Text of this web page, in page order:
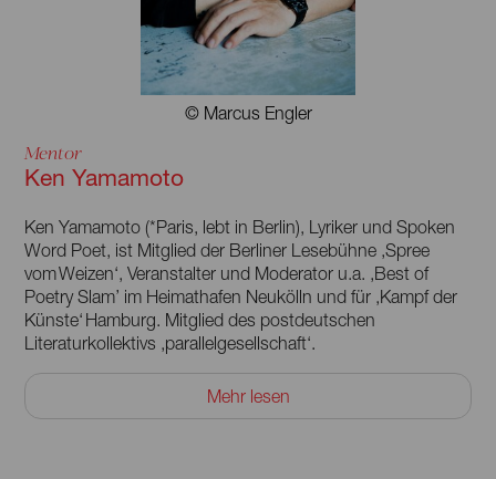
© Marcus Engler
Mentor
Ken Yamamoto
Ken Yamamoto (*Paris, lebt in Berlin), Lyriker und Spoken
Word Poet, ist Mitglied der Berliner Lesebühne ‚Spree
vom Weizen‘, Veranstalter und Moderator u.a. ‚Best of
Poetry Slam’ im Heimathafen Neukölln und für ‚Kampf der
Künste‘ Hamburg. Mitglied des postdeutschen
Literaturkollektivs ‚parallelgesellschaft‘.
Zurzeit Arbeit am Projekt ‚Poetronische Studien‘ [Live-
Hörstücke zwischen Klangkunst, Filmmusik, Soundpoetry
Mehr lesen